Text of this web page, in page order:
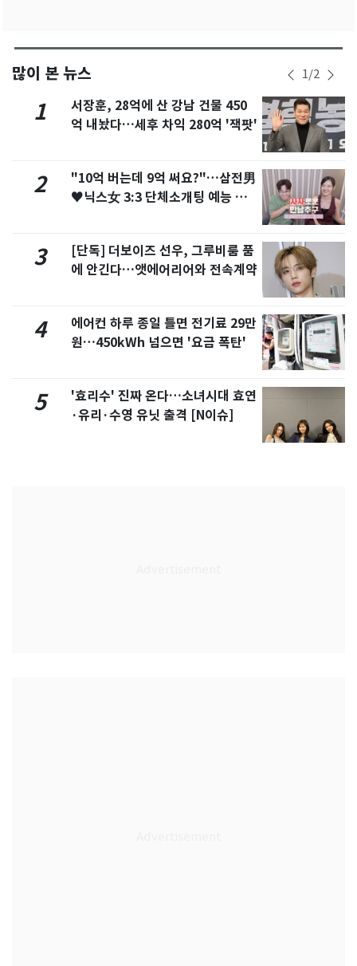
많이 본 뉴스 1/2
1
서장훈, 28억에 산 강남 건물 450
억 내놨다…세후 차익 280억 '잭팟'
2
"10억 버는데 9억 써요?"…삼전男
♥닉스女 3:3 단체소개팅 예능 화
3
[단독] 더보이즈 선우, 그루비룸 품
에 안긴다…앳에어리어와 전속계약
4
에어컨 하루 종일 틀면 전기료 29만
원…450kWh 넘으면 '요금 폭탄'
5
'효리수' 진짜 온다…소녀시대 효연
·유리·수영 유닛 출격 [N이슈]